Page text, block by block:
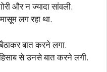
और न ज्यादा सांवली.
लग रहा था.
बात करने लगा.
से उनसे बात करने लगी.